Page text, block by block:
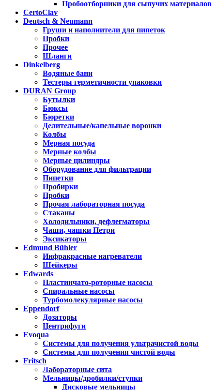
Пробоотборники для сыпучих материалов
CertoClav
Deutsch & Neumann
Груши и наполнители для пипеток
Пробки
Прочее
Шланги
Dinkelberg
Водяные бани
Тестеры герметичности упаковки
DURAN Group
Бутылки
Бюксы
Бюретки
Делительные/капельные воронки
Колбы
Мерная посуда
Мерные колбы
Мерные цилиндры
Оборудование для фильтрации
Пипетки
Пробирки
Пробки
Прочая лабораторная посуда
Стаканы
Холодильники, дефлегматоры
Чаши, чашки Петри
Эксикаторы
Edmund Bühler
Инфракрасные нагреватели
Шейкеры
Edwards
Пластинчато-роторные насосы
Спиральные насосы
Турбомолекулярные насосы
Eppendorf
Дозаторы
Центрифуги
Evoqua
Системы для получения ультрачистой воды
Системы для получения чистой воды
Fritsch
Лабораторные сита
Мельницы/дробилки/ступки
Дисковые мельницы